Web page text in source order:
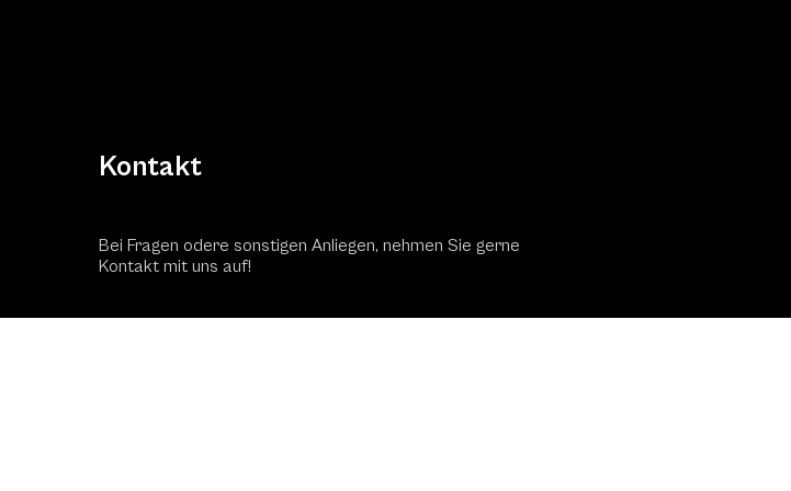
Kontakt
Bei Fragen odere sonstigen Anliegen, nehmen Sie gerne
Kontakt mit uns auf!